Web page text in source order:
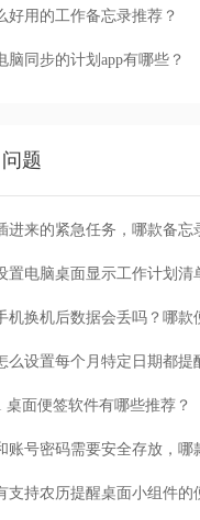
好用的工作备忘录推荐？
脑同步的计划app有哪些？
题
置电脑桌面显示工作计划清
么设置每个月特定日期都提
桌面便签软件有哪些推荐？